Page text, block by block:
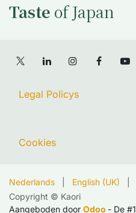
Taste of Japan
Legal Policys
Cookies
Copyright © Kaori
Nederlands English (UK)
Aangeboden door Odoo - De #1